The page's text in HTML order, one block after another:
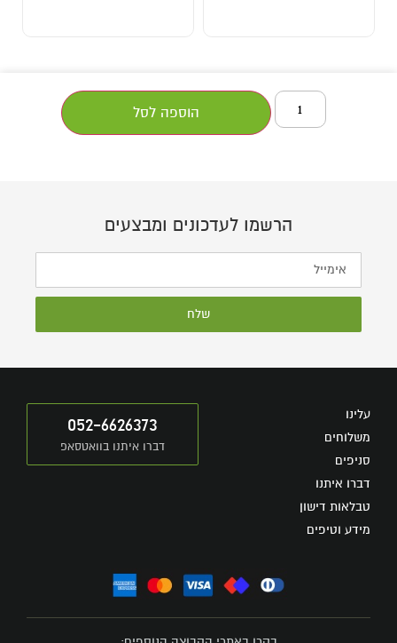
הוספה לסל
הרשמו לעדכונים ומבצעים
שלח
עלינו
משלוחים
סניפים
דברו איתנו
טבלאות דישון
מידע וטיפים
052-6626373
דברו איתנו בוואטסאפ